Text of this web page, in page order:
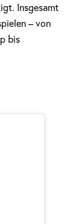
Insgesamt
– von
bis